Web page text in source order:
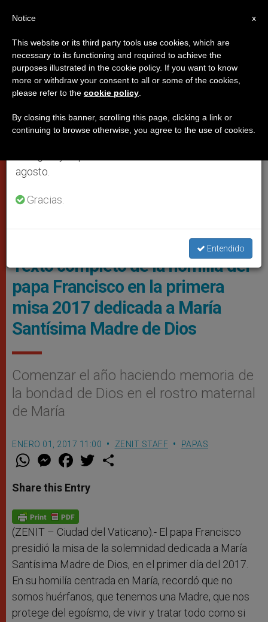
PAPAS
El Papa En La Homilía Dedicada A María
Texto completo de la homilía del
papa Francisco en la primera
misa 2017 dedicada a María
Santísima Madre de Dios
Comenzar el año haciendo memoria de
la bondad de Dios en el rostro maternal
de María
ENERO 01, 2017 11:00 ZENIT STAFF PAPAS
W
t
s
p
p
M
e
s
e
g
e
F
a
e
b
o
k
w
Share this Entry
(ZENIT – Ciudad del Vaticano).- El papa Francisco
presidió la misa de la solemnidad dedicada a María
Santísima Madre de Dios, en el primer día del 2017.
En su homilía centrada en María, recordó que no
somos huérfanos, que tenemos una Madre, que nos
protege del egoísmo, de vivir y tratar todo como si
×
Aviso importante
Del 27 de julio al 7 de agosto haremos la pausa
anual, aprovechando que en el periodo de verano
se generan menos informaciones y también el
agosto.
Gracias.
Entendido
x
Notice
This website or its third party tools use cookies, which are
necessary to its functioning and required to achieve the
purposes illustrated in the cookie policy. If you want to know
more or withdraw your consent to all or some of the cookies,
please refer to the cookie policy
By closing this banner, scrolling this page, clicking a link or
continuing to browse otherwise, you agree to the use of cookies.